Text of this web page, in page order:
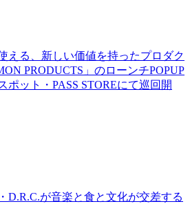
える、新しい価値を持ったプロダク
PRODUCTS」のローンチPOPUP
ポット・PASS STOREにて巡回開
D.R.C.が⾳楽と⾷と⽂化が交差する